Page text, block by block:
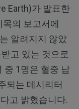
Earth)가 발표한
의 보고서에
알려지지 않았
고 있는 것으로
중 1명은 혈중 납
되는 데시리터
고 밝혔습니다.